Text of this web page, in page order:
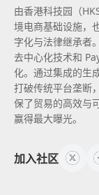
由香港科技园（
境电商基础设施，
字化与法律继承者
去中心化技术和
化。通过集成的生
打破传统平台垄断
保了贸易的高效与
赢得最大曝光。
加入社区